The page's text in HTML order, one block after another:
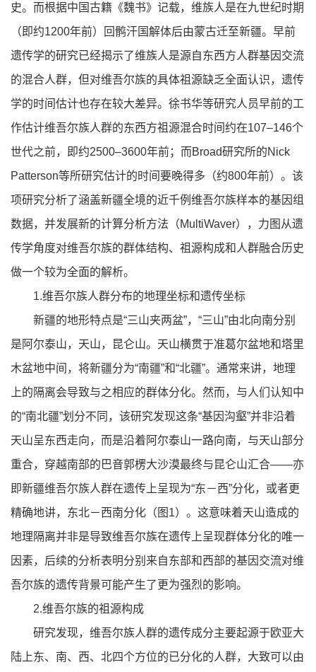
史。而根据中国古籍《魏书》记载，维族人是在九世纪时期
（即约1200年前）回鹘汗国解体后由蒙古迁至新疆。早前
遗传学的研究已经揭示了维族人是源自东西方人群基因交流
的混合人群，但对维吾尔族的具体祖源缺乏全面认识，遗传
学的时间估计也存在较大差异。徐书华等研究人员早前的工
作估计维吾尔族人群的东西方祖源混合时间约在107–146个
世代之前，即约2500–3600年前；而Broad研究所的Nick
Patterson等所研究估计的时间要晚得多（约800年前）。该
项研究分析了涵盖新疆全境的近千例维吾尔族样本的基因组
数据，并发展新的计算分析方法（MultiWaver），力图从遗
传学角度对维吾尔族的群体结构、祖源构成和人群融合历史
做一个较为全面的解析。
1.维吾尔族人群分布的地理坐标和遗传坐标
新疆的地形特点是“三山夹两盆”，“三山”由北向南分别
是阿尔泰山，天山，昆仑山。天山横贯于准葛尔盆地和塔里
木盆地中间，将新疆分为“南疆”和“北疆”。通常来讲，地理
上的隔离会导致与之相应的群体分化。然而，与人们认知中
的“南北疆”划分不同，该研究发现这条“基因沟壑”并非沿着
天山呈东西走向，而是沿着阿尔泰山一路向南，与天山部分
重合，穿越南部的巴音郭楞大沙漠最终与昆仑山汇合——亦
即新疆维吾尔族人群在遗传上呈现为“东－西”分化，或者更
精确地讲，东北－西南分化（图1）。这意味着天山造成的
地理隔离并非是导致维吾尔族在遗传上呈现群体分化的唯一
因素，后续的分析表明分别来自东部和西部的基因交流对维
吾尔族的遗传背景可能产生了更为强烈的影响。
2.维吾尔族的祖源构成
研究发现，维吾尔族人群的遗传成分主要起源于欧亚大
陆上东、南、西、北四个方位的已分化的人群，大致可以由